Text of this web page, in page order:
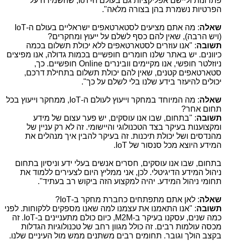
הפרטיות נשמרת בהן בצורה מלאה".
שאלה: מה אתם מציעים לסטארטאפים ישראליים בעולם ה-IoT
(ויש הרבה), שאין להם כסף לשלם על ייעוץ ומחקרים?
תשובה: "אנו עוזרים לסטארטאפים ללא יכולת תשלום בכמה
כיוונים. יש באתר שלנו חומרים חופשיים בכמות גדולה, אנו מפיצים
ניוזלטר חופשי, אנו מקיימים וובינרים Online חופשיים. כך,
סטארטאפים קטנים, שאין להם יכולת תשלום בתחילת דרכם,
יכולים להיעזר בידע שלנו בלי לשלם על כך".
שאלה: מה המיוחד במחקר וייעוץ לעולם ה-IoT , ממחקר וייעוץ בכל
תחום אחר?
תשובה: "בתחום, שבו אנו עוסקים, יש פער עצום של מידע
ומקצוענות בעיקר בצד הטכנולוגי והיישומי. זה לא רק עניין של
מהנדסים ושל יכולת תיכנות. זה בעיקר להבין איך מנהלים את
המידע היוצא מכל סנסור של IoT
.
בתחום, שבו אנו עוסקים, חסרים אנשים בעלי ידע וניסיון בתחום
ניהול המידע הדיגיטלי. לכן, אני ממליץ היום לצעירים ללמוד את
תחומי ניהול המידע. יהיה למקצוע הזה ביקוש רב בעתיד".
שאלה: לאן אתם מתפתחים כחברת מחקר ב-IoT
?
תשובה: "אנו התאמנו את עצמנו למה שאנו מספקים ללקוחות. לפני
כמה שנים, עסקנו בעיקר ב-M2M, כיום כולם מתעניינים ב-IoT . זה
מכסה עולמות רבים. זה כולל מגוון רחב של טכנולוגיות הגדלות
בקצב הולך וגובר. תחומים רבים משתנים ממש מול העיניים שלנו.